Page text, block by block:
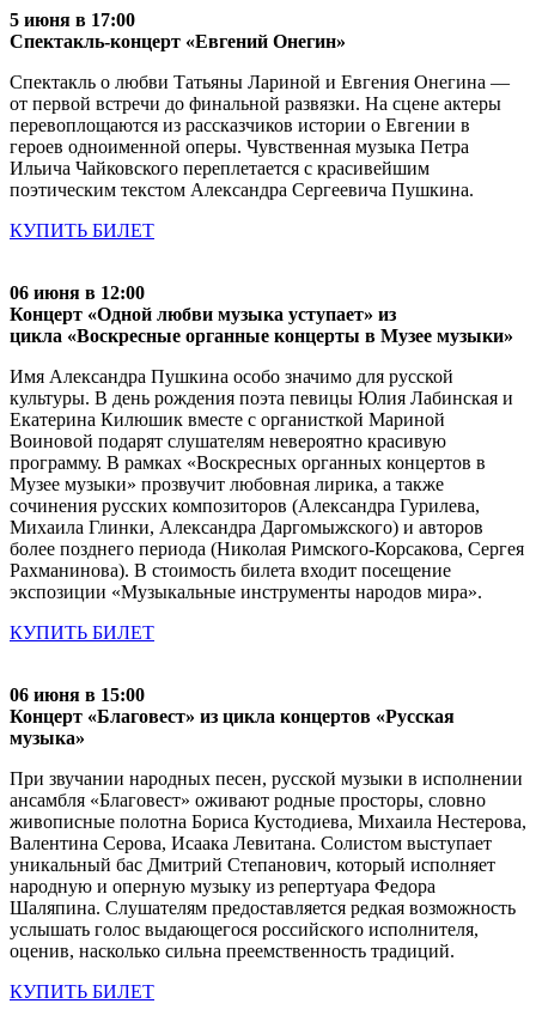
5 июня в 17:00
Спектакль-концерт «Евгений Онегин»
Спектакль о любви Татьяны Лариной и Евгения Онегина —
от первой встречи до финальной развязки. На сцене актеры
перевоплощаются из рассказчиков истории о Евгении в
героев одноименной оперы. Чувственная музыка Петра
Ильича Чайковского переплетается с красивейшим
поэтическим текстом Александра Сергеевича Пушкина.
КУПИТЬ БИЛЕТ
06 июня в 12:00
Концерт «Одной любви музыка уступает» из
цикла «Воскресные органные концерты в Музее музыки»
Имя Александра Пушкина особо значимо для русской
культуры. В день рождения поэта певицы Юлия Лабинская и
Екатерина Килюшик вместе с органисткой Мариной
Воиновой подарят слушателям невероятно красивую
программу. В рамках «Воскресных органных концертов в
Музее музыки» прозвучит любовная лирика, а также
сочинения русских композиторов (Александра Гурилева,
Михаила Глинки, Александра Даргомыжского) и авторов
более позднего периода (Николая Римского-Корсакова, Сергея
Рахманинова). В стоимость билета входит посещение
экспозиции «Музыкальные инструменты народов мира».
КУПИТЬ БИЛЕТ
06 июня в 15:00
Концерт «Благовест» из цикла концертов «Русская
музыка»
При звучании народных песен, русской музыки в исполнении
ансамбля «Благовест» оживают родные просторы, словно
живописные полотна Бориса Кустодиева, Михаила Нестерова,
Валентина Серова, Исаака Левитана. Солистом выступает
уникальный бас Дмитрий Степанович, который исполняет
народную и оперную музыку из репертуара Федора
Шаляпина. Слушателям предоставляется редкая возможность
услышать голос выдающегося российского исполнителя,
оценив, насколько сильна преемственность традиций.
КУПИТЬ БИЛЕТ